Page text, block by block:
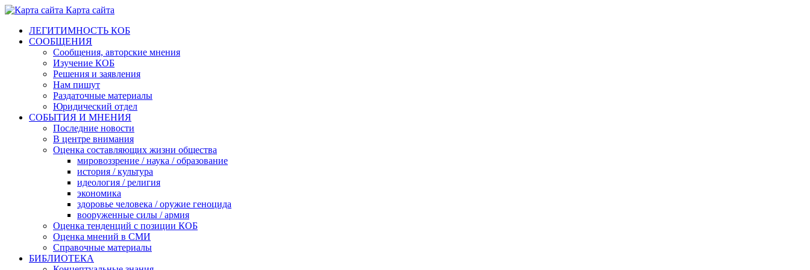
Карта сайта
ЛЕГИТИМНОСТЬ КОБ
СООБЩЕНИЯ
Сообщения, авторские мнения
Изучение КОБ
Решения и заявления
Нам пишут
Раздаточные материалы
Юридический отдел
СОБЫТИЯ И МНЕНИЯ
Последние новости
В центре внимания
Оценка составляющих жизни общества
мировоззрение / наука / образование
история / культура
идеология / религия
экономика
здоровье человека / оружие геноцида
вооруженные силы / армия
Оценка тенденций с позиции КОБ
Оценка мнений в СМИ
Справочные материалы
БИБЛИОТЕКА